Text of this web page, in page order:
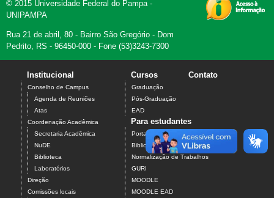
© 2015 Universidade Federal do Pampa -
UNIPAMPA
Rua 21 de abril, 80 - Bairro São Gregório - Dom
Pedrito, RS - 96450-000 - Fone (53)3243-7300
Institucional
Conselho de Campus
Agenda de Reuniões
Atas
Coordenação Acadêmica
Secretaria Acadêmica
NuDE
Biblioteca
Laboratórios
Direção
Comissões locais
Cursos
Graduação
Pós-Graduação
EAD
Contato
Para estudantes
Portal do Aluno
Biblioteca Web
Normalização de Trabalhos
GURI
MOODLE
MOODLE EAD